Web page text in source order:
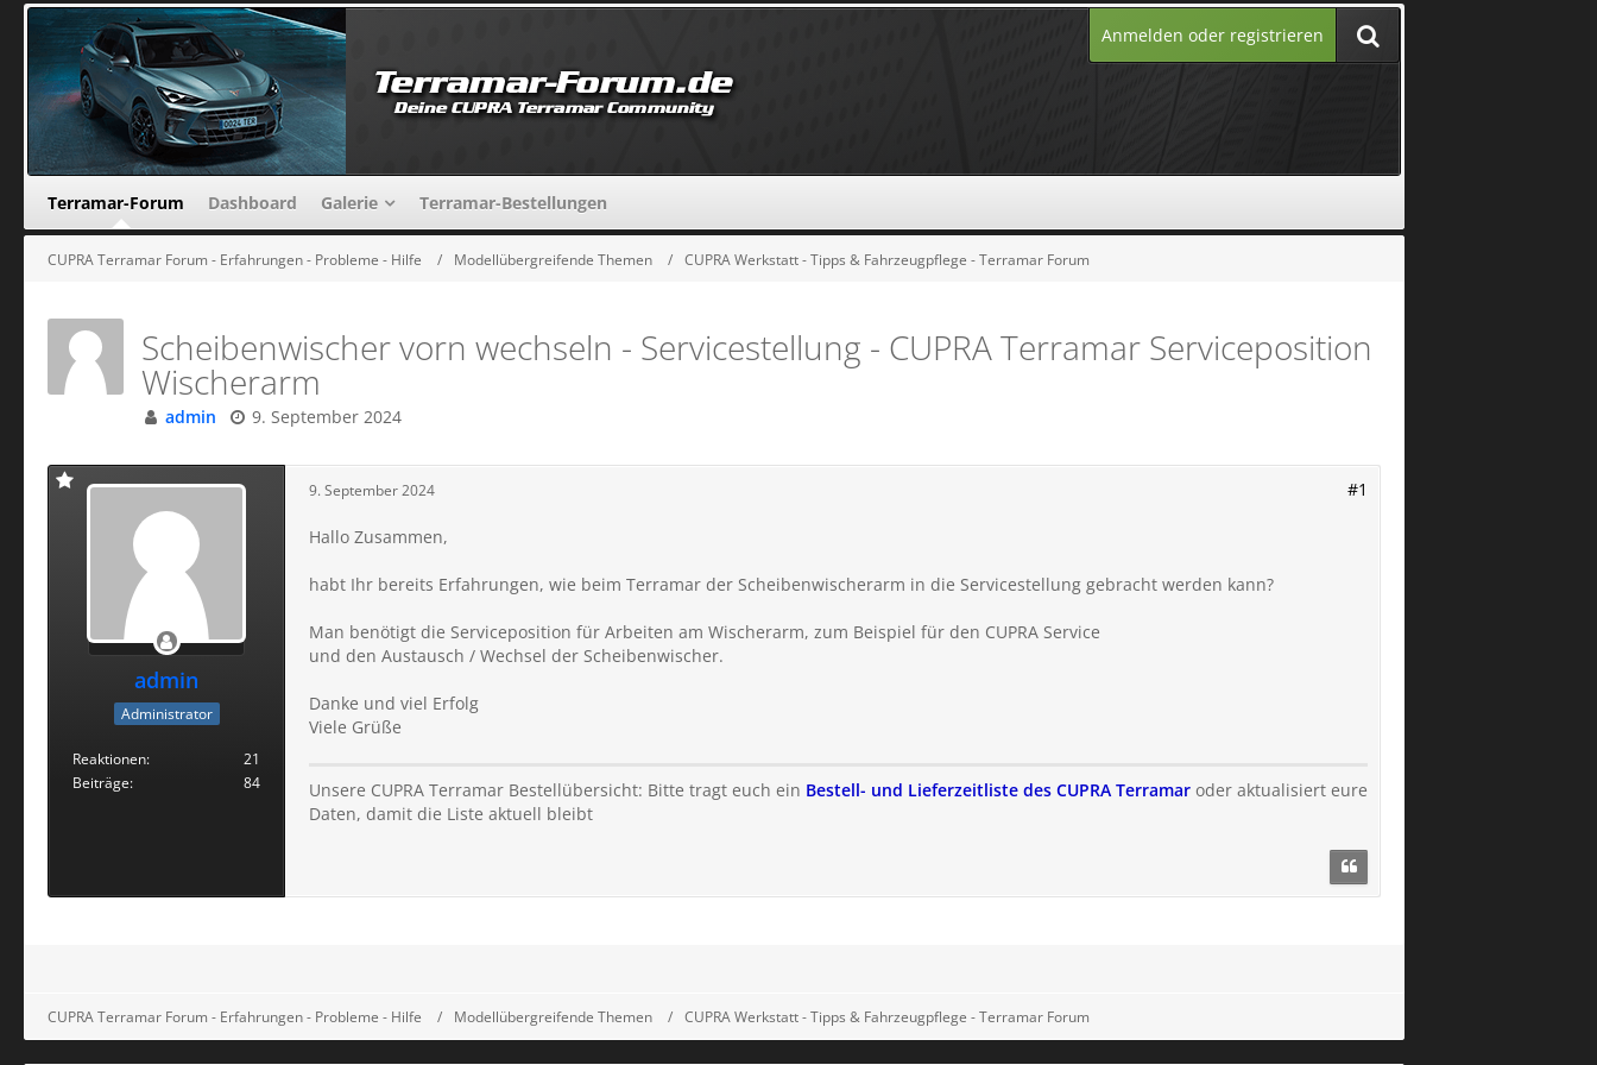
Anmelden oder registrieren
Terramar-Forum Dashboard Galerie Terramar-Bestellungen
CUPRA Terramar Forum - Erfahrungen - Probleme - Hilfe Modellübergreifende Themen CUPRA Werkstatt - Tipps & Fahrzeugpflege - Terramar Forum
Scheibenwischer vorn wechseln - Servicestellung - CUPRA​ Terramar Serviceposition
Wischerarm
admin 9. September 2024
admin
Administrator
Reaktionen
21
Beiträge
84
9. September 2024 #1
Hallo Zusammen,
habt Ihr bereits Erfahrungen, wie beim Terramar der Scheibenwischerarm in die Servicestellung gebracht werden kann?
Man benötigt die Serviceposition für Arbeiten am Wischerarm, zum Beispiel für den CUPRA Service
und den Austausch / Wechsel der Scheibenwischer.
Danke und viel Erfolg
Viele Grüße
Unsere CUPRA Terramar Bestellübersicht: Bitte tragt euch ein Bestell- und Lieferzeitliste des CUPRA Terramar oder aktualisiert eure
Daten, damit die Liste aktuell bleibt
CUPRA Terramar Forum - Erfahrungen - Probleme - Hilfe Modellübergreifende Themen CUPRA Werkstatt - Tipps & Fahrzeugpflege - Terramar Forum